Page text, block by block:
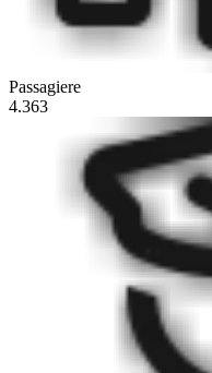
Passagiere
4.363